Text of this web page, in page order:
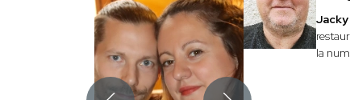
Jacky
la